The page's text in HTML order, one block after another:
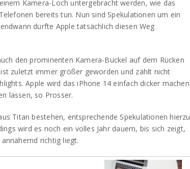
Kamera-Loch untergebracht werden, wie das
bereits tun. Nun sind Spekulationen um ein
dürfte Apple tatsächlich diesen Weg
den prominenten Kamera-Buckel auf dem Rücken
zuletzt immer größer geworden und zählt nicht
Apple wird das iPhone 14 einfach dicker machen
lassen, so Prosser.
Titan bestehen, entsprechende Spekulationen hierzu
wird es noch ein volles Jahr dauern, bis sich zeigt,
richtig liegt.